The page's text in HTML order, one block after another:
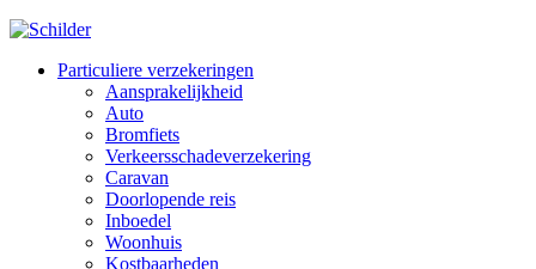
Particuliere verzekeringen
Aansprakelijkheid
Auto
Bromfiets
Verkeersschadeverzekering
Caravan
Doorlopende reis
Inboedel
Woonhuis
Kostbaarheden